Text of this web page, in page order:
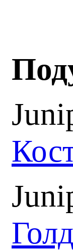
Голд